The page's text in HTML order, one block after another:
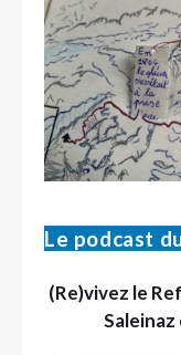
Le podcast
(Re)vivez le